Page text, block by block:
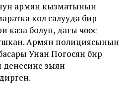
армян кызматынын
кол салууда бир
болуп, дагы үчөөсү
Армян полициясынын
Унан Погосян бир
денесине зыян